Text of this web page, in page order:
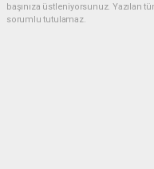
başınıza üstleniyorsunuz. Yazılan
sorumlu tutulamaz.